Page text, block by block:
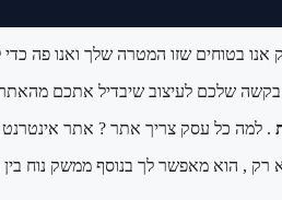
בקשה שלכם לעיצוב שיבדיל אתכם
. למה כל עסק צריך אתר ? אתר אינטרנט
הוא מאפשר לך בנוסף ממשק נוח בין